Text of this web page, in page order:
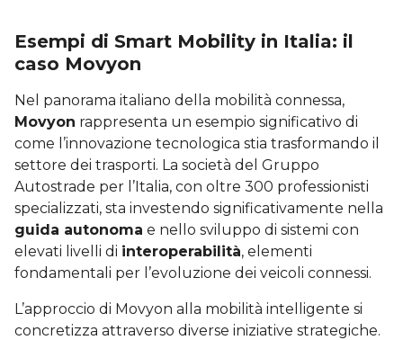
Esempi di Smart Mobility in Italia: il
caso Movyon
Nel panorama italiano della mobilità connessa,
Movyon rappresenta un esempio significativo di
come l’innovazione tecnologica stia trasformando il
settore dei trasporti. La società del Gruppo
Autostrade per l’Italia, con oltre 300 professionisti
specializzati, sta investendo significativamente nella
guida autonoma e nello sviluppo di sistemi con
elevati livelli di interoperabilità, elementi
fondamentali per l’evoluzione dei veicoli connessi.
L’approccio di Movyon alla mobilità intelligente si
concretizza attraverso diverse iniziative strategiche.